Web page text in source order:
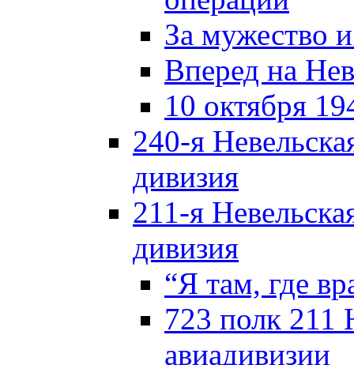
За мужество
Вперед на
10 октября
240-я
дивизия
211-я
дивизия
“Я там, где
723 полк 211
авиадивизии